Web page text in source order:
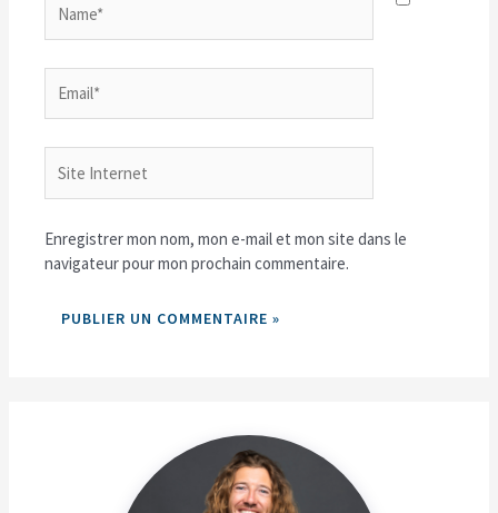
Internet
Enregistrer mon nom, mon e-mail et mon site dans le
navigateur pour mon prochain commentaire.